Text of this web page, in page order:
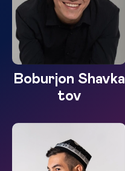
Boburjon Shavka
tov